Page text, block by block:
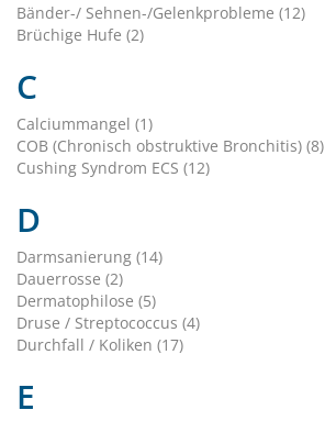
Bänder-/ Sehnen-/Gelenkprobleme (12)
Brüchige Hufe (2)
C
Calciummangel (1)
COB (Chronisch obstruktive Bronchitis) (8)
Cushing Syndrom ECS (12)
D
Darmsanierung (14)
Dauerrosse (2)
Dermatophilose (5)
Druse / Streptococcus (4)
Durchfall / Koliken (17)
E